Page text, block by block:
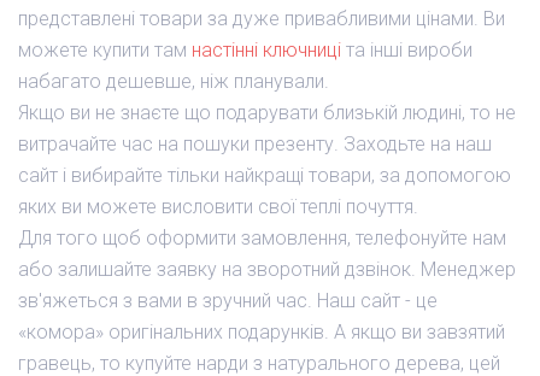
представлені товари за дуже привабливими цінами. Ви
можете купити там настінні ключниці та інші вироби
набагато дешевше, ніж планували.
Якщо ви не знаєте що подарувати близькій людині, то не
витрачайте час на пошуки презенту. Заходьте на наш
сайт і вибирайте тільки найкращі товари, за допомогою
яких ви можете висловити свої теплі почуття.
Для того щоб оформити замовлення, телефонуйте нам
або залишайте заявку на зворотний дзвінок. Менеджер
зв'яжеться з вами в зручний час. Наш сайт - це
«комора» оригінальних подарунків. А якщо ви завзятий
гравець, то купуйте нарди з натурального дерева, цей